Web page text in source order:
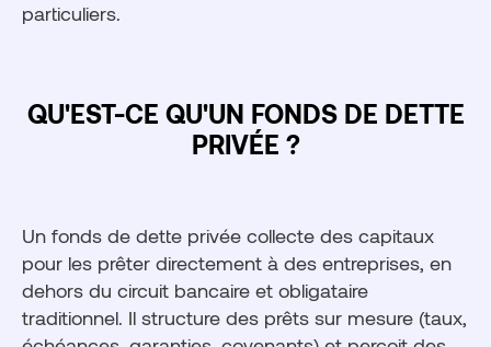
particuliers.
QU'EST-CE QU'UN FONDS DE DETTE
PRIVÉE ?
Un fonds de dette privée collecte des capitaux
pour les prêter directement à des entreprises, en
dehors du circuit bancaire et obligataire
traditionnel. Il structure des prêts sur mesure (taux,